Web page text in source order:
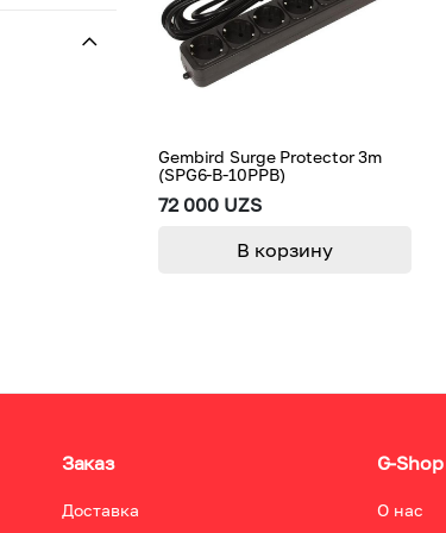
72 000 UZS
Gembird Surge Protector 3m
(SPG6-B-10PPB)
В корзину
Заказ
Доставка
G-Shop
О нас